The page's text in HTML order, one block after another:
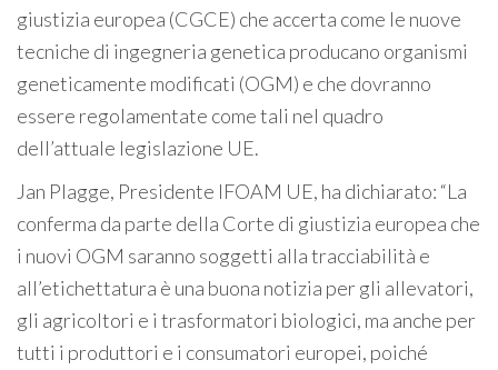
giustizia europea (CGCE) che accerta come le nuove
tecniche di ingegneria genetica producano organismi
geneticamente modificati (OGM) e che dovranno
essere regolamentate come tali nel quadro
dell’attuale legislazione UE.
Jan Plagge, Presidente IFOAM UE, ha dichiarato: “La
conferma da parte della Corte di giustizia europea che
i nuovi OGM saranno soggetti alla tracciabilità e
all’etichettatura è una buona notizia per gli allevatori,
gli agricoltori e i trasformatori biologici, ma anche per
tutti i produttori e i consumatori europei, poiché